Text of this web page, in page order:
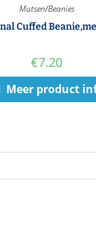
Mutsen/Beanies
Cuffed
€7.20
Meer product